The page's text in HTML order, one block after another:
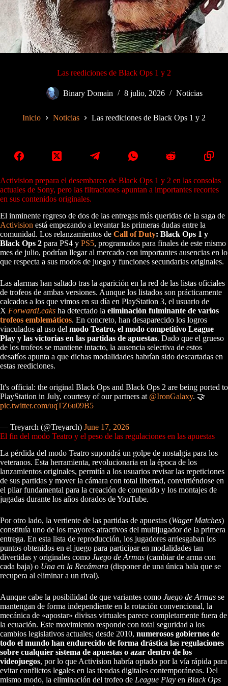
Las reediciones de Black Ops 1 y 2
Binary Domain 8 julio, 2026 Noticias
Inicio Noticias Las reediciones de Black Ops 1 y 2
Activision prepara el desembarco de Black Ops 1 y 2 en las consolas
actuales de Sony, pero las filtraciones apuntan a importantes recortes
en sus contenidos originales.
El inminente regreso de dos de las entregas más queridas de la saga de
Activision está empezando a levantar las primeras dudas entre la
comunidad. Los relanzamientos de Call of Duty: Black Ops 1 y
Black Ops 2 para PS4 y PS5, programados para finales de este mismo
mes de julio, podrían llegar al mercado con importantes ausencias en lo
que respecta a sus modos de juego y funciones secundarias originales.
Las alarmas han saltado tras la aparición en la red de las listas oficiales
de trofeos de ambas versiones. Aunque los listados son prácticamente
calcados a los que vimos en su día en PlayStation 3, el usuario de
X ForwardLeaks ha detectado la eliminación fulminante de varios
trofeos emblemáticos. En concreto, han desaparecido los logros
vinculados al uso del modo Teatro, el modo competitivo League
Play y las victorias en las partidas de apuestas. Dado que el grueso
de los trofeos se mantiene intacto, la ausencia selectiva de estos
desafíos apunta a que dichas modalidades habrían sido descartadas en
estas reediciones.
It's official: the original Black Ops and Black Ops 2 are being ported to
PlayStation in July, courtesy of our partners at @IronGalaxy. 🤝
pic.twitter.com/uqTZ6u09B5
— Treyarch (@Treyarch) June 17, 2026
El fin del modo Teatro y el peso de las regulaciones en las apuestas
La pérdida del modo Teatro supondrá un golpe de nostalgia para los
veteranos. Esta herramienta, revolucionaria en la época de los
lanzamientos originales, permitía a los usuarios revisar las repeticiones
de sus partidas y mover la cámara con total libertad, convirtiéndose en
el pilar fundamental para la creación de contenido y los montajes de
jugadas durante los años dorados de YouTube.
Por otro lado, la vertiente de las partidas de apuestas (Wager Matches)
constituía uno de los mayores atractivos del multijugador de la primera
entrega. En esta lista de reproducción, los jugadores arriesgaban los
puntos obtenidos en el juego para participar en modalidades tan
divertidas y originales como Juego de Armas (cambiar de arma con
cada baja) o Una en la Recámara (disponer de una única bala que se
recupera al eliminar a un rival).
Aunque cabe la posibilidad de que variantes como Juego de Armas se
mantengan de forma independiente en la rotación convencional, la
mecánica de «apostar» divisas virtuales parece completamente fuera de
la ecuación. Este movimiento responde con total seguridad a los
cambios legislativos actuales; desde 2010, numerosos gobiernos de
todo el mundo han endurecido de forma drástica las regulaciones
sobre cualquier sistema de apuestas o azar dentro de los
videojuegos, por lo que Activision habría optado por la vía rápida para
evitar conflictos legales en las tiendas digitales contemporáneas. Del
mismo modo, la eliminación del trofeo de League Play en Black Ops